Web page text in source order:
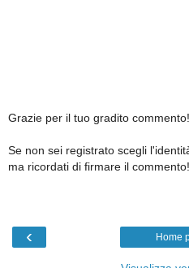
Grazie per il tuo gradito commento!
Se non sei registrato scegli
ma ricordati di firmare il commento!
‹ Home